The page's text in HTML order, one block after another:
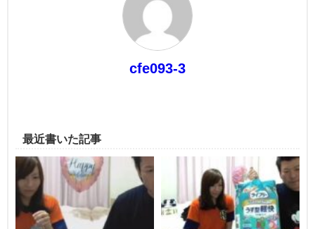
cfe093-3
最近書いた記事